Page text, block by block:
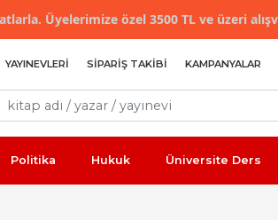
Üyelerimize özel 3500 TL ve üzeri
YAYINEVLERI SIPARIŞ TAKIBI KAMPANYALAR
Politika Hukuk Üniversite Ders